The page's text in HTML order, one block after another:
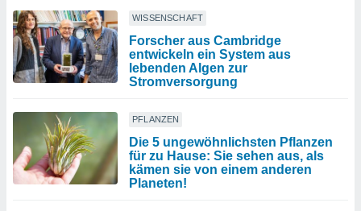
WISSENSCHAFT
Forscher aus Cambridge
entwickeln ein System aus
lebenden Algen zur
Stromversorgung
PFLANZEN
Die 5 ungewöhnlichsten Pflanzen
für zu Hause: Sie sehen aus, als
kämen sie von einem anderen
Planeten!